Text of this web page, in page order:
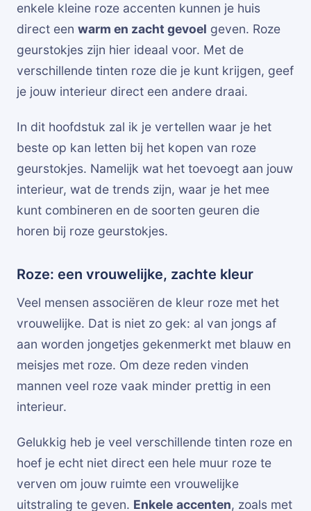
enkele kleine roze accenten kunnen je huis
direct een warm en zacht gevoel geven. Roze
geurstokjes zijn hier ideaal voor. Met de
verschillende tinten roze die je kunt krijgen, geef
je jouw interieur direct een andere draai.
In dit hoofdstuk zal ik je vertellen waar je het
beste op kan letten bij het kopen van roze
geurstokjes. Namelijk wat het toevoegt aan jouw
interieur, wat de trends zijn, waar je het mee
kunt combineren en de soorten geuren die
horen bij roze geurstokjes.
Roze: een vrouwelijke, zachte kleur
Veel mensen associëren de kleur roze met het
vrouwelijke. Dat is niet zo gek: al van jongs af
aan worden jongetjes gekenmerkt met blauw en
meisjes met roze. Om deze reden vinden
mannen veel roze vaak minder prettig in een
interieur.
Gelukkig heb je veel verschillende tinten roze en
hoef je echt niet direct een hele muur roze te
verven om jouw ruimte een vrouwelijke
uitstraling te geven. Enkele accenten, zoals met